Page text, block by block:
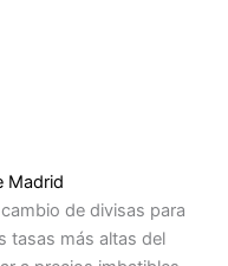
Madrid
de divisas para
tasas más altas del